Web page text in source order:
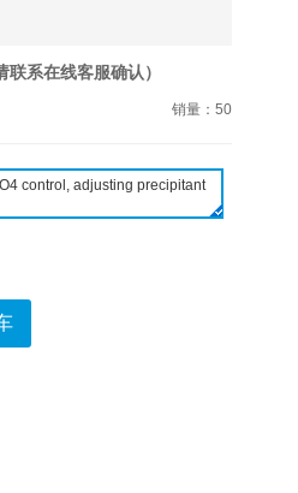
系在线客服确认）
销量：50
control, adjusting precipitant